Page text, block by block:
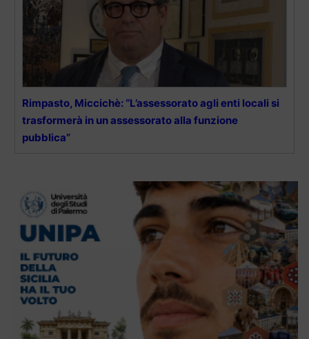
Rimpasto, Miccichè: “L’assessorato agli enti locali si
trasformerà in un assessorato alla funzione
pubblica”